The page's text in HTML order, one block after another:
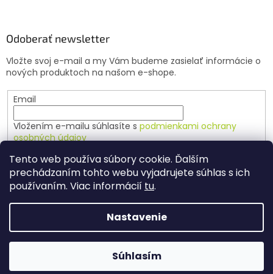
Tento web používa súbory cookie. Ďalším
prechádzaním tohto webu vyjadrujete súhlas s ich
používaním. Viac informácií tu.
Nastavenie
Súhlasím
Odoberať newsletter
Vložte svoj e-mail a my Vám budeme zasielať informácie o
nových produktoch na našom e-shope.
Email
Vložením e-mailu súhlasíte s podmienkami ochrany
osobných údajov
PRIHLÁSIŤ SA
Vytvoril Shoptet
Agrochov. Všetky práva vyhradené.